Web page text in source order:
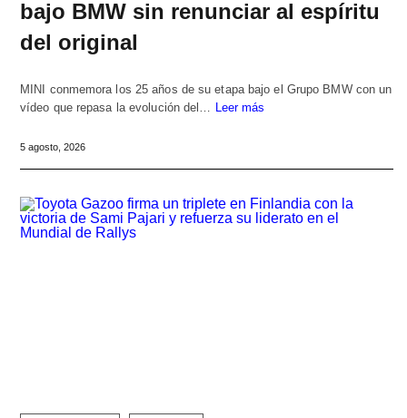
bajo BMW sin renunciar al espíritu
del original
MINI conmemora los 25 años de su etapa bajo el Grupo BMW con un
vídeo que repasa la evolución del… Leer más
5 agosto, 2026